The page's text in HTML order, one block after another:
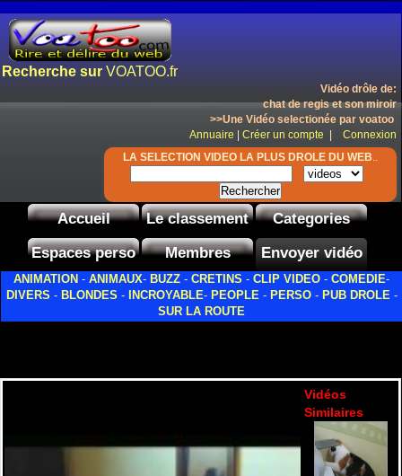
Recherche sur VOATOO.fr
Vidéo drôle de:
chat de regis et son miroir
>>Une Vidéo selectionée par voatoo
Annuaire
Créer un compte
Connexion
LA SELECTION VIDEO LA PLUS DROLE DU WEB..
Accueil Le classement
Categories
Espaces perso
Membres Envoyer vidéo
ANIMATION - ANIMAUX- BUZZ - CRETINS - CLIP VIDEO - COMEDIE-
DIVERS - BLONDES -INCROYABLE- PEOPLE- PERSO-PUB DROLE -
SUR LA ROUTE
Vidéos
Similaires